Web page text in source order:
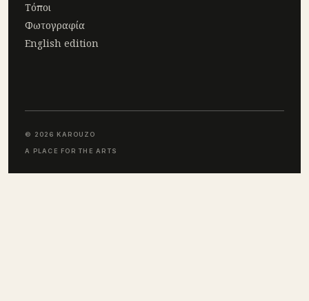
Τόποι
Φωτογραφία
English edition
© 2026 KAROUZO
A PLACE FOR THE ARTS